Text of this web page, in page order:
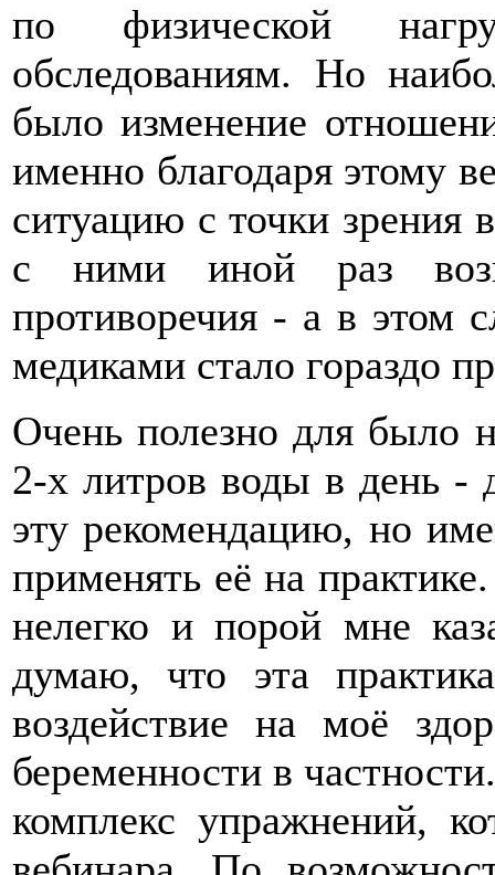
по физической
обследованиям. Но
было изменение
именно благодаря этому
ситуацию с точки зрения
с ними иной раз
противоречия - а в этом
медиками стало гораздо
Очень полезно для было
2-х литров воды в день -
эту рекомендацию, но
применять её на
нелегко и порой мне
думаю, что эта
воздействие на моё
беременности в
комплекс упражнений,